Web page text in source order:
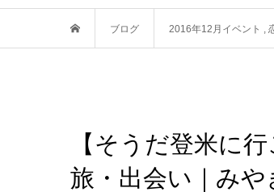
ブログ 2016年12月イベント ,
【そうだ登米に
旅・出会い｜み